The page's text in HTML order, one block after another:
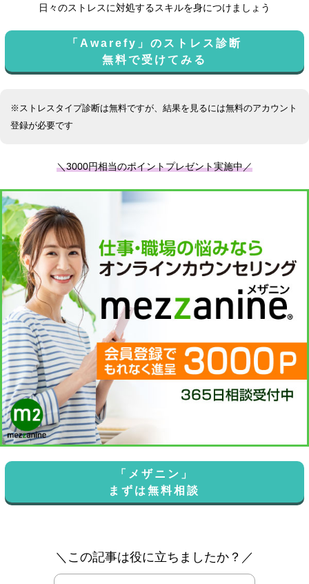
日々のストレスに対処するスキルを身につけましょう
「Awarefy」のストレス診断
無料で受けてみる
※ストレスタイプ診断は無料ですが、結果を見るには無料のアカウント
登録が必要です
＼3000円相当のポイントプレゼント実施中／
「メザニン」
まずは無料相談
＼この記事は役に立ちましたか？／